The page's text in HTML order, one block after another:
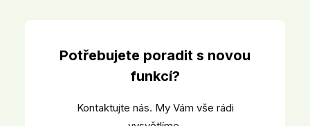
Potřebujete poradit s novou
funkcí?
Kontaktujte nás. My Vám vše rádi